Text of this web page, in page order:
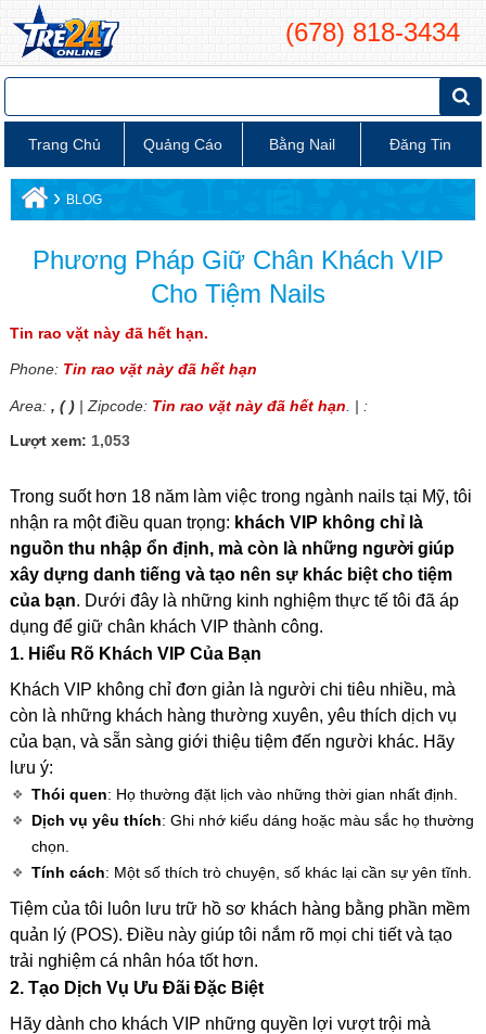
(678) 818-3434
Trang Chủ Quảng Cáo Bằng Nail Đăng Tin
› BLOG
Phương Pháp Giữ Chân Khách VIP
Cho Tiệm Nails
Tin rao vặt này đã hết hạn.
Phone: Tin rao vặt này đã hết hạn
Area: , ( )| Zipcode: Tin rao vặt này đã hết hạn . | :
Lượt xem: 1,053
Trong suốt hơn 18 năm làm việc trong ngành nails tại Mỹ, tôi
nhận ra một điều quan trọng: khách VIP không chỉ là
nguồn thu nhập ổn định, mà còn là những người giúp
xây dựng danh tiếng và tạo nên sự khác biệt cho tiệm
của bạn. Dưới đây là những kinh nghiệm thực tế tôi đã áp
dụng để giữ chân khách VIP thành công.
1. Hiểu Rõ Khách VIP Của Bạn
Khách VIP không chỉ đơn giản là người chi tiêu nhiều, mà
còn là những khách hàng thường xuyên, yêu thích dịch vụ
của bạn, và sẵn sàng giới thiệu tiệm đến người khác. Hãy
lưu ý:
Thói quen: Họ thường đặt lịch vào những thời gian nhất định.
Dịch vụ yêu thích: Ghi nhớ kiểu dáng hoặc màu sắc họ thường
chọn.
Tính cách: Một số thích trò chuyện, số khác lại cần sự yên tĩnh.
Tiệm của tôi luôn lưu trữ hồ sơ khách hàng bằng phần mềm
quản lý (POS). Điều này giúp tôi nắm rõ mọi chi tiết và tạo
trải nghiệm cá nhân hóa tốt hơn.
2. Tạo Dịch Vụ Ưu Đãi Đặc Biệt
Hãy dành cho khách VIP những quyền lợi vượt trội mà